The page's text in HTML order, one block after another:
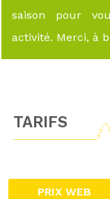
saison pour
activité. Merci, à
TARIFS
PRIX WEB